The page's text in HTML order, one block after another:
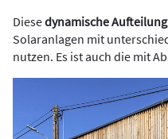
Diesedynamische Aufteilung
Solaranlagen mit
nutzen. Es ist auch die mit